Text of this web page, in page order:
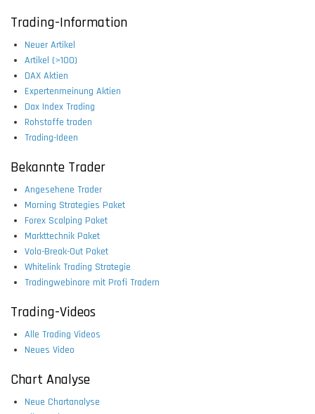
Trading-Information
Neuer Artikel
Artikel (>100)
DAX Aktien
Expertenmeinung Aktien
Dax Index Trading
Rohstoffe traden
Trading-Ideen
Bekannte Trader
Angesehene Trader
Morning Strategies Paket
Forex Scalping Paket
Markttechnik Paket
Vola-Break-Out Paket
Whitelink Trading Strategie
Tradingwebinare mit Profi Tradern
Trading-Videos
Alle Trading Videos
Neues Video
Chart Analyse
Neue Chartanalyse